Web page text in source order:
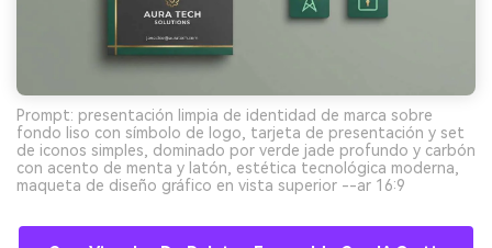
Prompt: presentación limpia de identidad de marca sobre
fondo liso con símbolo de logo, tarjeta de presentación y set
de iconos simples, dominado por verde jade profundo y carbón
con acento de menta y latón, estética tecnológica moderna,
maqueta de diseño gráfico en vista superior --ar 16:9